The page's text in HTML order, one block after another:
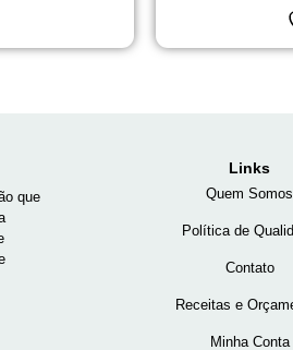
que
Links
Quem Somos
Política de
Contato
Receitas e
Minha Conta